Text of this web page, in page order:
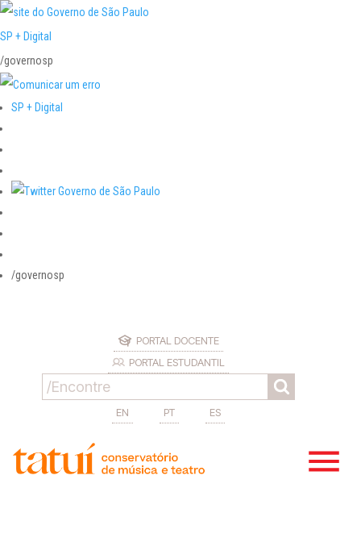
SP + Digital
/governosp
SP + Digital
/governosp
PORTAL DOCENTE
PORTAL ESTUDANTIL
EN PT ES